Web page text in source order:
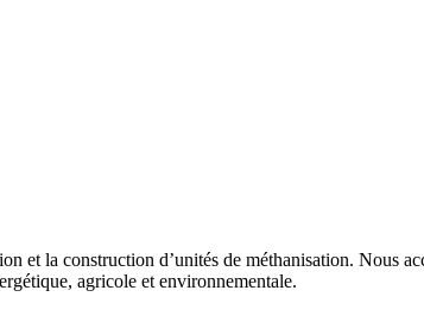
et la construction d’unités de méthanisation. Nous
agricole et environnementale.